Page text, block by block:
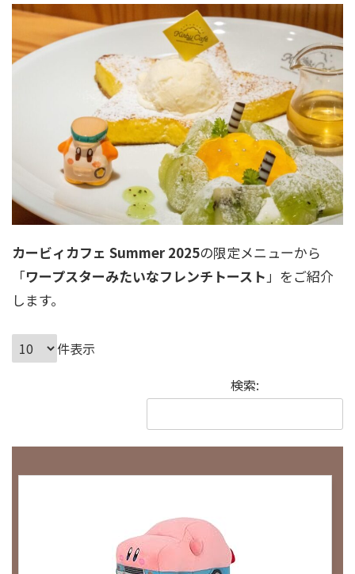
カービィカフェ Summer 2025の限定メニューから
「ワープスターみたいなフレンチトースト 」をご紹介
します。
件表示
検索: